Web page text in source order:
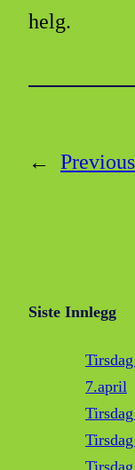
helg.
←
Siste Innlegg
7.april